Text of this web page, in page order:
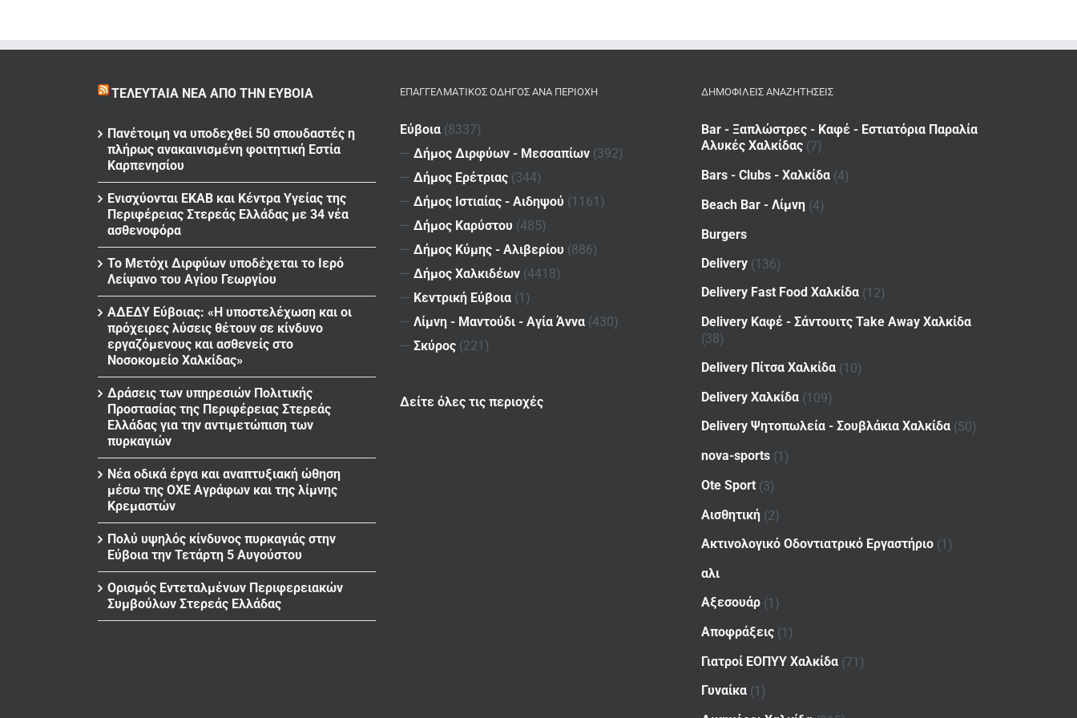
ΤΕΛΕΥΤΑΊΑ ΝΈΑ ΑΠΌ ΤΗΝ ΕΎΒΟΙΑ
Πανέτοιμη να υποδεχθεί 50 σπουδαστές η
πλήρως ανακαινισμένη φοιτητική Εστία
Καρπενησίου
Ενισχύονται ΕΚΑΒ και Κέντρα Υγείας της
Περιφέρειας Στερεάς Ελλάδας με 34 νέα
ασθενοφόρα
Το Μετόχι Διρφύων υποδέχεται το Ιερό
Λείψανο του Αγίου Γεωργίου
ΑΔΕΔΥ Εύβοιας: «Η υποστελέχωση και οι
πρόχειρες λύσεις θέτουν σε κίνδυνο
εργαζόμενους και ασθενείς στο
Νοσοκομείο Χαλκίδας»
Δράσεις των υπηρεσιών Πολιτικής
Προστασίας της Περιφέρειας Στερεάς
Ελλάδας για την αντιμετώπιση των
πυρκαγιών
Νέα οδικά έργα και αναπτυξιακή ώθηση
μέσω της ΟΧΕ Αγράφων και της λίμνης
Κρεμαστών
Πολύ υψηλός κίνδυνος πυρκαγιάς στην
Εύβοια την Τετάρτη 5 Αυγούστου
Ορισμός Εντεταλμένων Περιφερειακών
Συμβούλων Στερεάς Ελλάδας
ΕΠΑΓΓΕΛΜΑΤΙΚΌΣ ΟΔΗΓΌΣ ΑΝΆ ΠΕΡΙΟΧΉ
Εύβοια (8337)
— Δήμος Διρφύων - Μεσσαπίων (392)
— Δήμος Ερέτριας (344)
— Δήμος Ιστιαίας - Αιδηψού (1161)
— Δήμος Καρύστου (485)
— Δήμος Κύμης - Αλιβερίου (886)
— Δήμος Χαλκιδέων (4418)
— Κεντρική Εύβοια (1)
— Λίμνη - Μαντούδι - Αγία Άννα (430)
— Σκύρος (221)
Δείτε όλες τις περιοχές
ΔΗΜΟΦΙΛΕΙΣ ΑΝΑΖΗΤΗΣΕΙΣ
Bar - Ξαπλώστρες - Καφέ - Εστιατόρια Παραλία
Αλυκές Χαλκίδας (7)
Bars - Clubs - Χαλκίδα (4)
Beach Bar - Λίμνη (4)
Burgers
Delivery (136)
Delivery Fast Food Χαλκίδα (12)
Delivery Καφέ - Σάντουιτς Take Away Χαλκίδα
(38)
Delivery Πίτσα Χαλκίδα (10)
Delivery Χαλκίδα (109)
Delivery Ψητοπωλεία - Σουβλάκια Χαλκίδα (50)
nova-sports (1)
Ote Sport (3)
Αισθητική (2)
Ακτινολογικό Οδοντιατρικό Εργαστήριο (1)
αλι
Αξεσουάρ (1)
Αποφράξεις (1)
Γιατροί ΕΟΠΥΥ Χαλκίδα (71)
Γυναίκα (1)